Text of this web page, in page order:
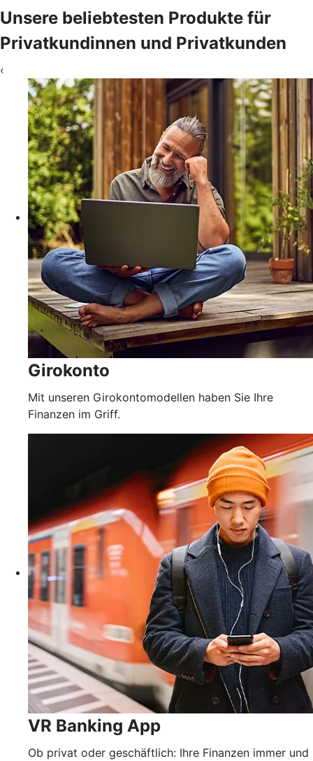
Unsere beliebtesten Produkte für
Privatkundinnen und Privatkunden
‹
Girokonto
Mit unseren Girokontomodellen haben Sie Ihre
Finanzen im Griff.
VR Banking App
Ob privat oder geschäftlich: Ihre Finanzen immer und